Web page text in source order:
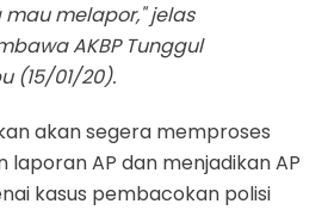
melapor," jelas
AKBP Tunggul
(15/01/20).
akan segera memproses
laporan AP dan menjadikan AP
kasus pembacokan polisi